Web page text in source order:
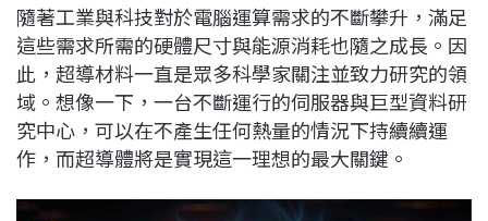
b
o
o
k
a
d
s
e
d
I
n
L
i
n
k
隨著工業與科技對於電腦運算需求的不斷攀升，滿足
這些需求所需的硬體尺寸與能源消耗也隨之成長。因
此，超導材料一直是眾多科學家關注並致力研究的領
域。想像一下，一台不斷運行的伺服器與巨型資料研
究中心，可以在不產生任何熱量的情況下持續續運
作，而超導體將是實現這一理想的最大關鍵。